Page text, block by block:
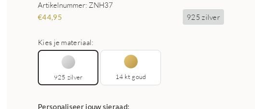
Artikelnummer: ZNH37
€44,95 925 zilver
Kies je materiaal:
925 zilver 14 kt goud
Personaliseer jouw sieraad: